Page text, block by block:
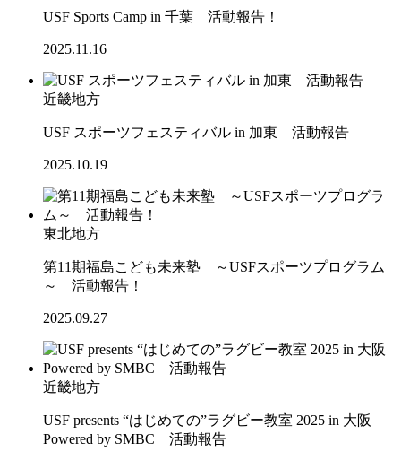
USF Sports Camp in 千葉 活動報告！
2025.11.16
近畿地方
USF スポーツフェスティバル in 加東 活動報告
2025.10.19
東北地方
第11期福島こども未来塾 ～USFスポーツプログラム
～ 活動報告！
2025.09.27
近畿地方
USF presents “はじめての”ラグビー教室 2025 in 大阪
Powered by SMBC 活動報告